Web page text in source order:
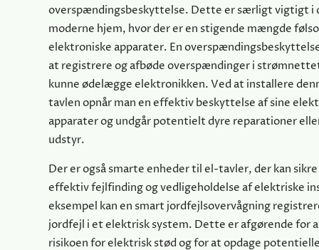
overspændingsbeskyttelse. Dette er særligt vigtigt i
moderne hjem, hvor der er en stigende mængde
elektroniske apparater. En
at registrere og afbøde overspændinger i
kunne ødelægge elektronikken. Ved at installere
tavlen opnår man en effektiv beskyttelse af sine
apparater og undgår potentielt dyre reparationer
udstyr.
Der er også smarte enheder til el-tavler, der kan
effektiv fejlfinding og vedligeholdelse af elektriske
eksempel kan en smart jordfejlsovervågning
jordfejl i et elektrisk system. Dette er afgørende for
risikoen for elektrisk stød og for at opdage